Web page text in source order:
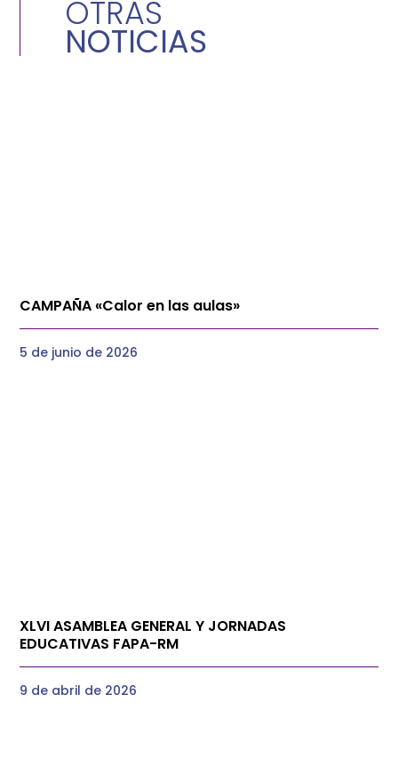
OTRAS
NOTICIAS
CAMPAÑA «Calor en las aulas»
5 de junio de 2026
XLVI ASAMBLEA GENERAL Y JORNADAS
EDUCATIVAS FAPA-RM
9 de abril de 2026